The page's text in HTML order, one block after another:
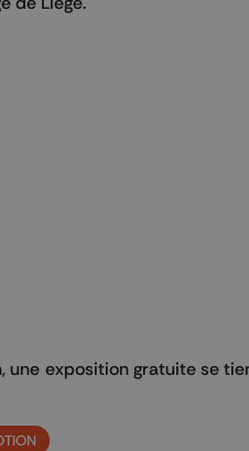
exposition gratuite se